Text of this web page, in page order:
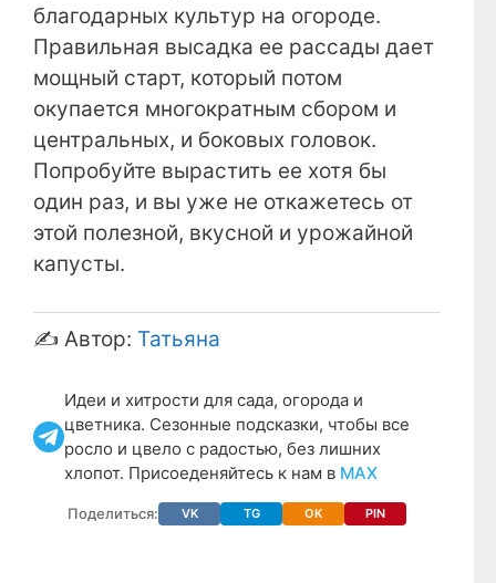
благодарных культур на огороде.
Правильная высадка ее рассады дает
мощный старт, который потом
окупается многократным сбором и
центральных, и боковых головок.
Попробуйте вырастить ее хотя бы
один раз, и вы уже не откажетесь от
этой полезной, вкусной и урожайной
капусты.
✍️ Автор: Татьяна
Идеи и хитрости для сада, огорода и
цветника. Сезонные подсказки, чтобы все
росло и цвело с радостью, без лишних
хлопот. Присоеденяйтесь к нам в МАХ
Поделиться: VK TG OK PIN